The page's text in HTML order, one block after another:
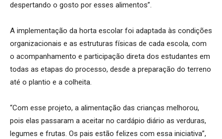
despertando o gosto por esses alimentos”.
A implementação da horta escolar foi adaptada às condições
organizacionais e as estruturas físicas de cada escola, com
o acompanhamento e participação direta dos estudantes em
todas as etapas do processo, desde a preparação do terreno
até o plantio e a colheita.
“Com esse projeto, a alimentação das crianças melhorou,
pois elas passaram a aceitar no cardápio diário as verduras,
legumes e frutas. Os pais estão felizes com essa iniciativa”,